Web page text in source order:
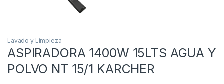
Lavado y Limpieza
ASPIRADORA 1400W 15LTS AGUA Y
POLVO NT 15/1 KARCHER